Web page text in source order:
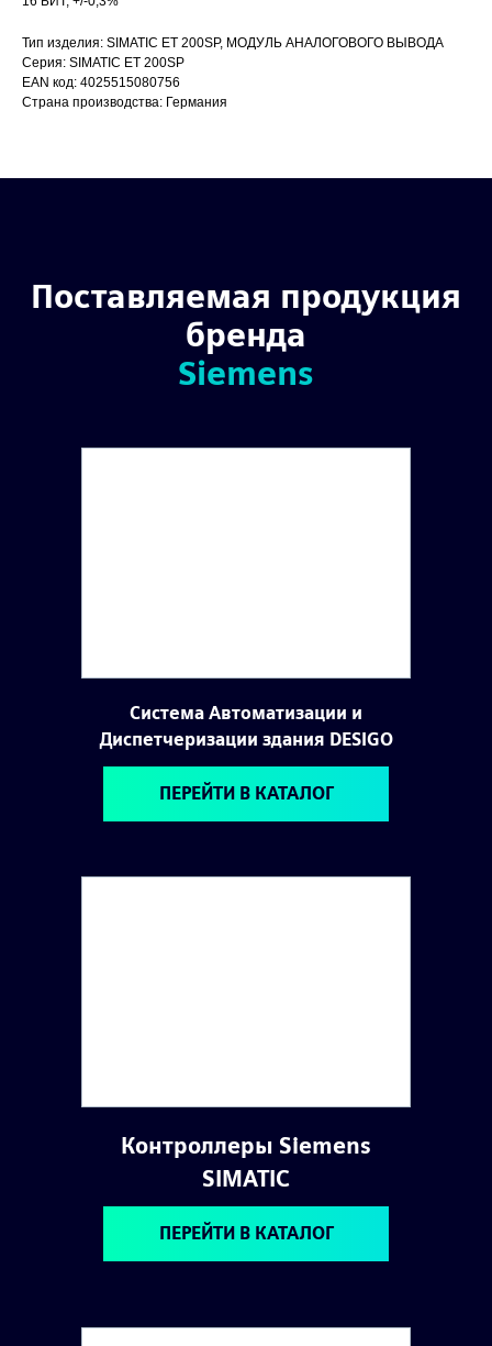
Тип изделия: SIMATIC ET 200SP, МОДУЛЬ АНАЛОГОВОГО ВЫВОДА
Серия: SIMATIC ET 200SP
EAN код: 4025515080756
Страна производства: Германия
Поставляемая продукция
бренда
Siemens
Система Автоматизации и
Диспетчеризации здания DESIGO
Контроллеры Siemens
SIMATIC
ПЕРЕЙТИ В КАТАЛОГ
ПЕРЕЙТИ В КАТАЛОГ